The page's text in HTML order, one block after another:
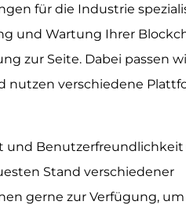
für die Industrie
und Wartung Ihrer
zur Seite. Dabei passen
nutzen verschiedene
und
Stand verschiedener
gerne zur Verfügung, um